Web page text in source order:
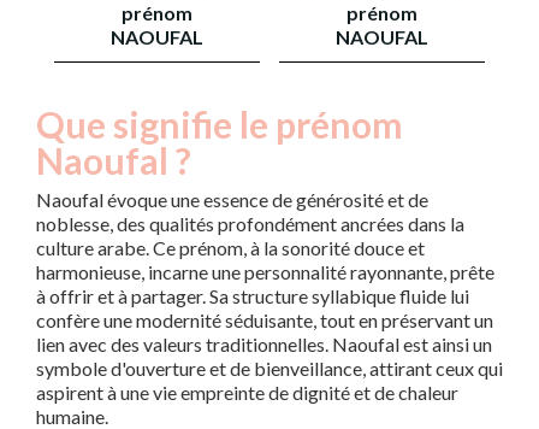
prénom
NAOUFAL
prénom
NAOUFAL
Que signifie le prénom
Naoufal ?
Naoufal évoque une essence de générosité et de
noblesse, des qualités profondément ancrées dans la
culture arabe. Ce prénom, à la sonorité douce et
harmonieuse, incarne une personnalité rayonnante, prête
à offrir et à partager. Sa structure syllabique fluide lui
confère une modernité séduisante, tout en préservant un
lien avec des valeurs traditionnelles. Naoufal est ainsi un
symbole d'ouverture et de bienveillance, attirant ceux qui
aspirent à une vie empreinte de dignité et de chaleur
humaine.